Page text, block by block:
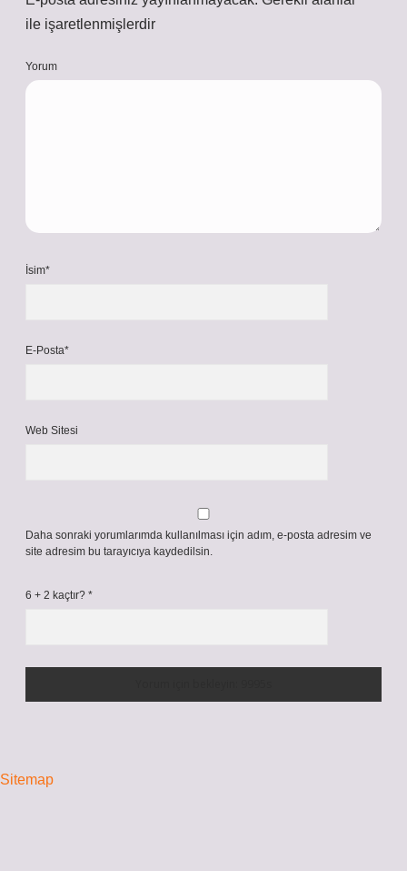
ile işaretlenmişlerdir
Yorum
İsim*
E-Posta*
Web Sitesi
Daha sonraki yorumlarımda kullanılması için adım, e-posta adresim ve
site adresim bu tarayıcıya kaydedilsin.
6 + 2 kaçtır? *
Sitemap